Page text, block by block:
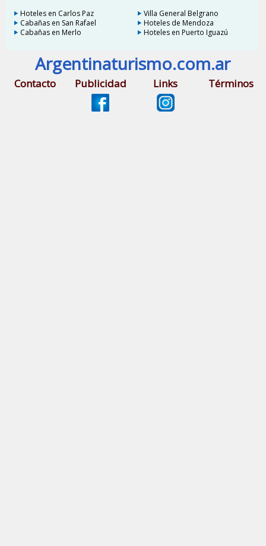
Hoteles en Carlos Paz
Villa General Belgrano
Cabañas en San Rafael
Hoteles de Mendoza
Cabañas en Merlo
Hoteles en Puerto Iguazú
Argentinaturismo.com.ar
Contacto Publicidad Links Términos